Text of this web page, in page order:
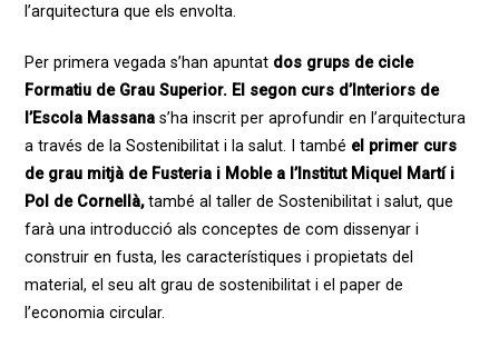
l’arquitectura que els envolta.
Per primera vegada s’han apuntat dos grups de cicle
Formatiu de Grau Superior. El segon curs d’Interiors de
l’Escola Massanas’ha inscrit per aprofundir en l’arquitectura
a través de la Sostenibilitat i la salut. I també el primer curs
de grau mitjà de Fusteria i Moble a l’Institut Miquel Martí i
Pol de Cornellà,també al taller de Sostenibilitat i salut, que
farà una introducció als conceptes de com dissenyar i
construir en fusta, les característiques i propietats del
material, el seu alt grau de sostenibilitat i el paper de
l’economia circular.